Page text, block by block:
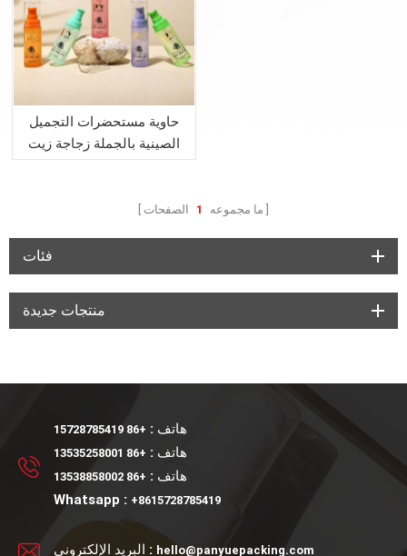
حاوية مستحضرات التجميل
الصينية بالجملة زجاجة زيت
أساسي
ما مجموعه 1 الصفحات
فئات
منتجات جديدة
هاتف : +86 15728785419
هاتف : +86 13535258001
هاتف : +86 13538858002
Whatsapp : +8615728785419
البريد الإلكتروني : hello@panyuepacking.com